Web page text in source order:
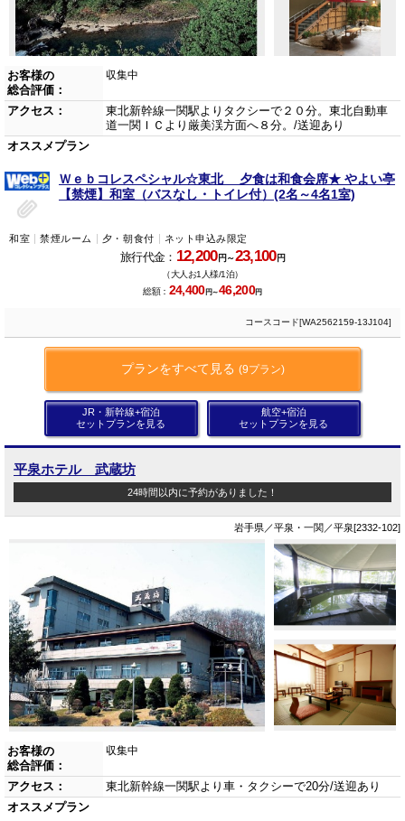
お客様の
総合評価：
収集中
アクセス：
東北新幹線一関駅よりタクシーで２０分。東北自動車
道一関ＩＣより厳美渓方面へ８分。/送迎あり
オススメプラン
Ｗｅｂコレスペシャル☆東北 夕食は和食会席★ やよい亭
【禁煙】和室（バスなし・トイレ付）(2名～4名1室)
和室 禁煙ルーム 夕・朝食付 ネット申込み限定
旅行代金： 12,200円～23,100円
（大人お1人様/1泊）
総額： 24,400円～46,200円
コースコード[WA2562159-13J104]
プランをすべて見る (9プラン)
JR・新幹線+宿泊
セットプランを見る
航空+宿泊
セットプランを見る
平泉ホテル 武蔵坊
24時間以内に予約がありました！
岩手県／平泉・一関／平泉[2332-102]
お客様の
総合評価：
収集中
アクセス：
東北新幹線一関駅より車・タクシーで20分/送迎あり
オススメプラン